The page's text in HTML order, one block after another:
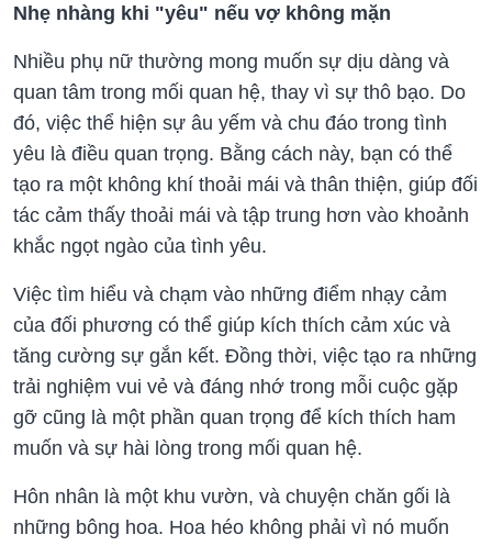
Nhẹ nhàng khi "yêu" nếu vợ không mặn
Nhiều phụ nữ thường mong muốn sự dịu dàng và
quan tâm trong mối quan hệ, thay vì sự thô bạo. Do
đó, việc thể hiện sự âu yếm và chu đáo trong tình
yêu là điều quan trọng. Bằng cách này, bạn có thể
tạo ra một không khí thoải mái và thân thiện, giúp đối
tác cảm thấy thoải mái và tập trung hơn vào khoảnh
khắc ngọt ngào của tình yêu.
Việc tìm hiểu và chạm vào những điểm nhạy cảm
của đối phương có thể giúp kích thích cảm xúc và
tăng cường sự gắn kết. Đồng thời, việc tạo ra những
trải nghiệm vui vẻ và đáng nhớ trong mỗi cuộc gặp
gỡ cũng là một phần quan trọng để kích thích ham
muốn và sự hài lòng trong mối quan hệ.
Hôn nhân là một khu vườn, và chuyện chăn gối là
những bông hoa. Hoa héo không phải vì nó muốn